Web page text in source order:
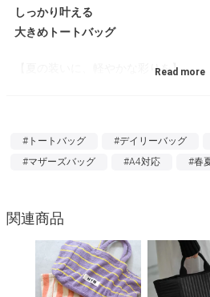
しっかり叶える
大きめトートバッグ
【夏の装いに、軽やかな彩りを】
アルにも自然になじむバランスに仕上
白Tシャツやデニム、リネンシャツ、
“気軽に持てるのに、ちゃんと印象に残
【たっぷり入って、見た目以上に軽や
デイリーのお出かけはもちろん、買い
#トートバッグ #デイリーバッグ
#マザーズバッグ
#A4対応 #春
関連商品